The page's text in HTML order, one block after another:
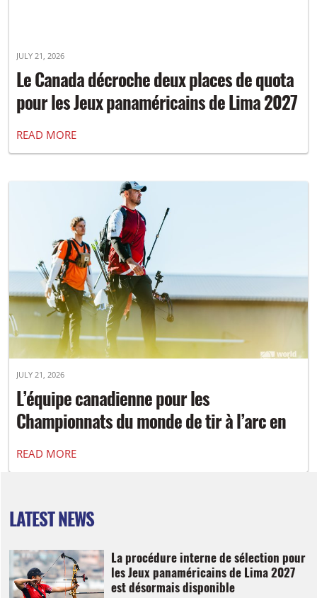
JULY 21, 2026
Le Canada décroche deux places de quota
pour les Jeux panaméricains de Lima 2027
READ MORE
JULY 21, 2026
L’équipe canadienne pour les
Championnats du monde de tir à l’arc en
campagne 2026 a été dévoilée
READ MORE
LATEST NEWS
La procédure interne de sélection pour
les Jeux panaméricains de Lima 2027
est désormais disponible